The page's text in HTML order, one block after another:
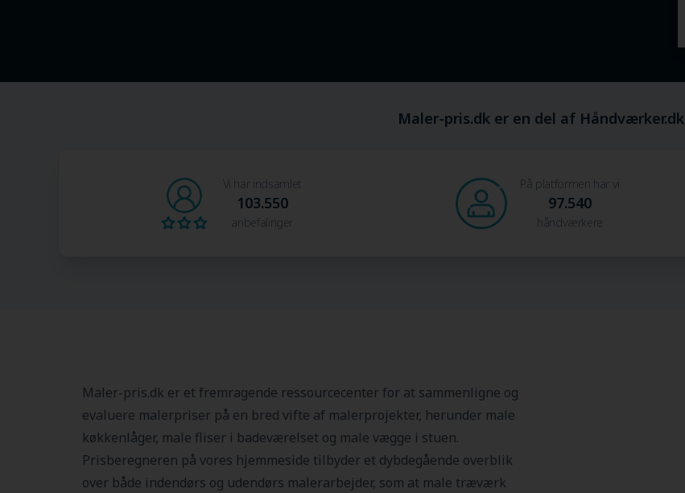
Maler-pris.dk er en del af Håndværker.dk
Vi har indsamlet
103.550
anbefalinger
På platformen har vi
97.540
håndværkere
Maler-pris.dk er et fremragende ressourcecenter for at sammenligne og
evaluere malerpriser på en bred vifte af malerprojekter, herunder male
køkkenlåger, male fliser i badeværelset og male vægge i stuen.
Prisberegneren på vores hjemmeside tilbyder et dybdegående overblik
over både indendørs og udendørs malerarbejder, som at male træværk